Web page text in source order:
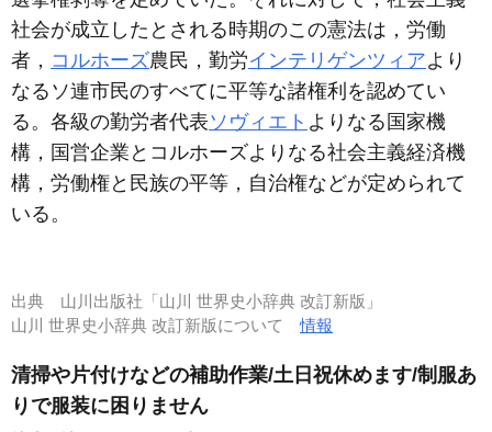
社会が成立したとされる時期のこの憲法は，労働
者， コルホーズ農民，勤労インテリゲンツィアより
なるソ連市民のすべてに平等な諸権利を認めてい
る。各級の勤労者代表ソヴィエト よりなる国家機
構，国営企業とコルホーズよりなる社会主義経済機
構，労働権と民族の平等，自治権などが定められて
いる。
出典 山川出版社「山川 世界史小辞典 改訂新版」
山川 世界史小辞典 改訂新版について情報
清掃や片付けなどの補助作業/土日祝休めます/制服あ
りで服装に困りません